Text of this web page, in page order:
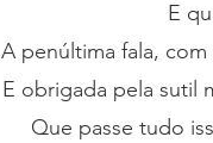
E
A penúltima fala,
E obrigada pela sutil
Que passe tudo